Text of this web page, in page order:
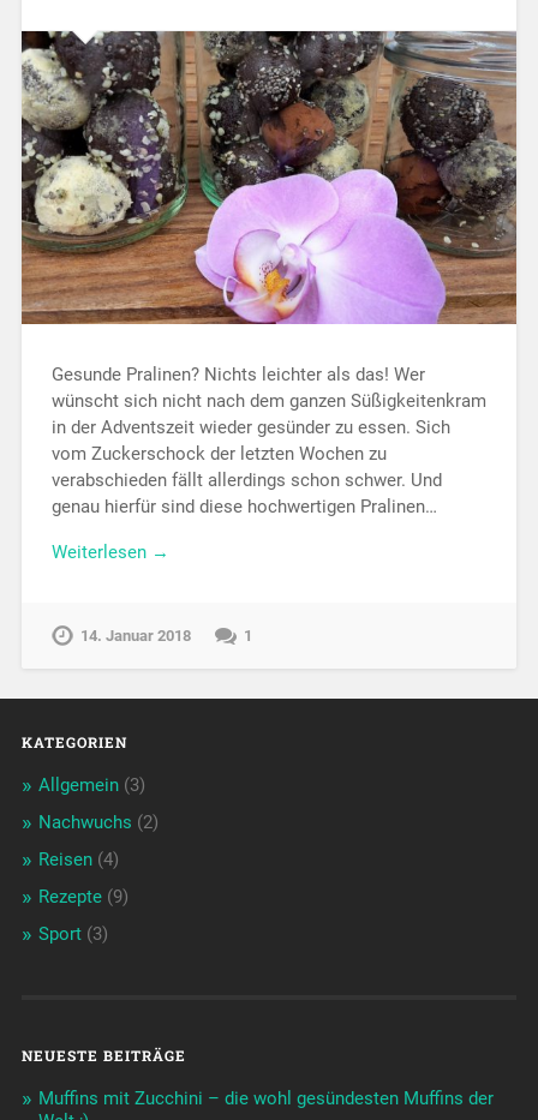
Gesunde Pralinen? Nichts leichter als das! Wer
wünscht sich nicht nach dem ganzen Süßigkeitenkram
in der Adventszeit wieder gesünder zu essen. Sich
vom Zuckerschock der letzten Wochen zu
verabschieden fällt allerdings schon schwer. Und
genau hierfür sind diese hochwertigen Pralinen…
Weiterlesen →
14. Januar 2018 1
KATEGORIEN
Allgemein(3)
Nachwuchs (2)
Reisen(4)
Rezepte(9)
Sport(3)
NEUESTE BEITRÄGE
Muffins mit Zucchini – die wohl gesündesten Muffins der